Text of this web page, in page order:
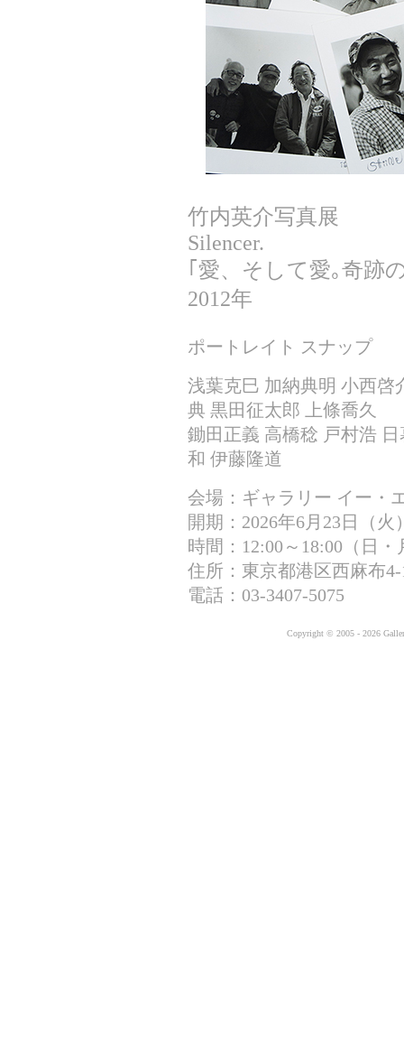
竹内英介写真展
Silencer.
｢愛、そして愛｡奇
2012年
ポートレイト スナップ
浅葉克巳 加納典明 小西啓
典 黒田征太郎 上條喬久
鋤田正義 高橋稔 戸村浩
和 伊藤隆道
会場：ギャラリー イー・
開期：2026年6月23日（火
時間：12:00～18:00（日
住所：東京都港区西麻布4-
電話：03-3407-5075
Copyright © 2005 - 2026